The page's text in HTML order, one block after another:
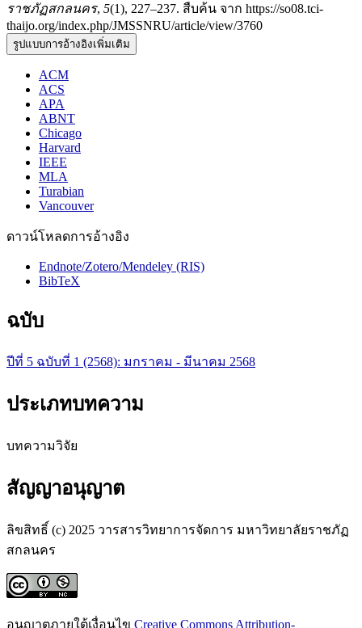
ราชภัฏสกลนคร, 5(1), 227–237. สืบค้น จาก https://so08.tci-
thaijo.org/index.php/JMSSNRU/article/view/3760
รูปแบบการอ้างอิงเพิ่มเติม
ACM
ACS
APA
ABNT
Chicago
Harvard
IEEE
MLA
Turabian
Vancouver
ดาวน์โหลดการอ้างอิง
Endnote/Zotero/Mendeley (RIS)
BibTeX
ฉบับ
ปีที่ 5 ฉบับที่ 1 (2568): มกราคม - มีนาคม 2568
ประเภทบทความ
บทความวิจัย
สัญญาอนุญาต
ลิขสิทธิ์ (c) 2025 วารสารวิทยาการจัดการ มหาวิทยาลัยราชภัฏ
สกลนคร
อนุญาตภายใต้เงื่อนไข Creative Commons Attribution-